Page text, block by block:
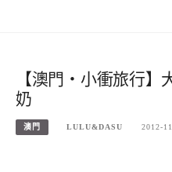
【澳門‧小衝旅行】
奶
澳門 LULU&DASU 2012-